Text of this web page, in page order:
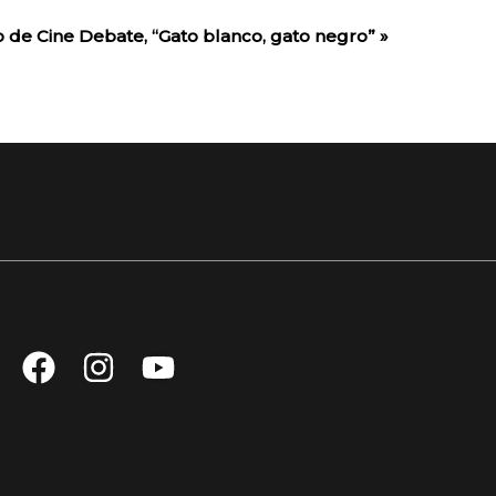
de Cine Debate, “Gato blanco, gato negro” »